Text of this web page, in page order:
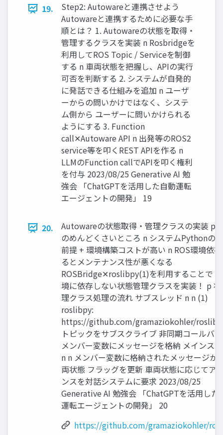
19.
Step2: Autowareと連携させよう
Autowareと連携するために必要な手
順とは？ 1. Autowareの状態を取得・
管理するクラスを実装 n Rosbridgeを
利用してROS Topic / Serviceを制御
する n 車両状態を把握し、APIの実行
可否を判断する 2. システムが自発的
に発話できる仕組みを追加 n ユーザ
ーからの問いかけではなく、システ
ム側から ユーザーに問いかけられる
ようにする 3. Function
call✕Autoware API n 出発等のROS2
service等を叩くREST APIを作る n
LLMのFunction callでAPIを叩く権利
を付与 2023/08/25 Generative AI 勉
強会 「ChatGPTを活用した自動運転
エージェントの開発」 19
20.
Autowareの状態取得・管理クラスの実装 p
のめんどくさいところ n システムPythonの
前提 + 環境構築コストが高い n ROS環境依
るとメンテナンス性が悪くなる
ROSBridge✕roslibpy(1)を利用することで
境に依存しない状態管理クラスを実装！ p
理クラス処理の流れ サブスレッド n n (1)
roslibpy:
https://github.com/gramaziokohler/
トピックをサブスクライブ 非同期コールバ
メンバー変数にメッセージを格納 メインス
n n メンバー変数に格納されたメッセージか
両状態 フラッグを更新 車両状態に応じてア
ンスを対話システムに要求 2023/08/25
Generative AI 勉強会 「ChatGPTを活用した
運転エージェントの開発」 20
https://github.com/gramaziokohler/